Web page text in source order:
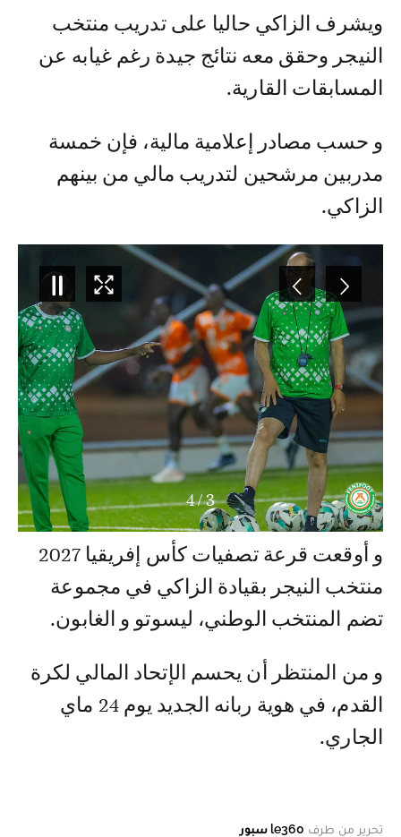
و يشرف الزاكي حاليا على تدريب منتخب
النيجر وحقق معه نتائج جيدة رغم غيابه عن
المسابقات القارية.
و حسب مصادر إعلامية مالية، فإن خمسة
مدربين مرشحين لتدريب مالي من بينهم
الزاكي.
3
/
4
و أوقعت قرعة تصفيات كأس إفريقيا 2027
منتخب النيجر بقيادة الزاكي في مجموعة
تضم المنتخب الوطني، ليسوتو و الغابون.
و من المنتظر أن يحسم الإتحاد المالي لكرة
القدم، في هوية ربانه الجديد يوم 24 ماي
الجاري.
تحرير من طرف le360 سبور